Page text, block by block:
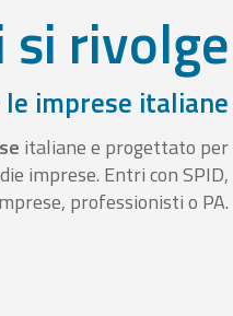
si rivolge
imprese italiane
italiane e progettato per
imprese. Entri con SPID,
professionisti o PA.